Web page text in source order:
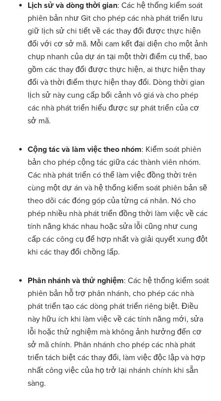
Lịch sử và dòng thời gian: Các hệ thống kiểm soát
phiên bản như Git cho phép các nhà phát triển lưu
giữ lịch sử chi tiết về các thay đổi được thực hiện
đối với cơ sở mã. Mỗi cam kết đại diện cho một ảnh
chụp nhanh của dự án tại một thời điểm cụ thể, bao
gồm các thay đổi được thực hiện, ai thực hiện thay
đổi và thời điểm thực hiện thay đổi. Dòng thời gian
lịch sử này cung cấp bối cảnh vô giá và cho phép
các nhà phát triển hiểu được sự phát triển của cơ
sở mã.
Cộng tác và làm việc theo nhóm: Kiểm soát phiên
bản cho phép cộng tác giữa các thành viên nhóm.
Các nhà phát triển có thể làm việc đồng thời trên
cùng một dự án và hệ thống kiểm soát phiên bản sẽ
theo dõi các đóng góp của từng cá nhân. Nó cho
phép nhiều nhà phát triển đồng thời làm việc về các
tính năng khác nhau hoặc sửa lỗi cũng như cung
cấp các công cụ để hợp nhất và giải quyết xung đột
khi các thay đổi chồng lấp.
Phân nhánh và thử nghiệm: Các hệ thống kiểm soát
phiên bản hỗ trợ phân nhánh, cho phép các nhà
phát triển tạo các dòng phát triển riêng biệt. Điều
này hữu ích khi làm việc về các tính năng mới, sửa
lỗi hoặc thử nghiệm mà không ảnh hưởng đến cơ
sở mã chính. Phân nhánh cho phép các nhà phát
triển tách biệt các thay đổi, làm việc độc lập và hợp
nhất công việc của họ trở lại nhánh chính khi sẵn
sàng.